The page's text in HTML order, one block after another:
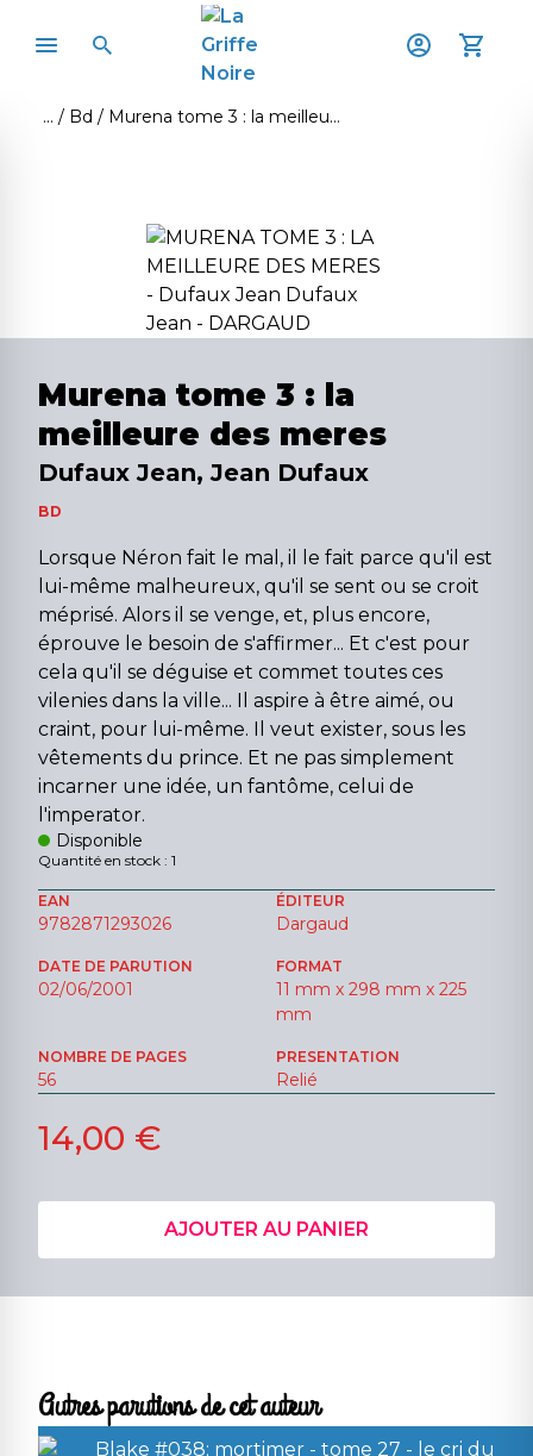
Bd Murena tome 3 : la meilleure des meres
Murena tome 3 : la
meilleure des meres
Dufaux Jean, Jean Dufaux
BD
Lorsque Néron fait le mal, il le fait parce qu'il est
lui-même malheureux, qu'il se sent ou se croit
méprisé. Alors il se venge, et, plus encore,
éprouve le besoin de s'affirmer... Et c'est pour
cela qu'il se déguise et commet toutes ces
vilenies dans la ville... Il aspire à être aimé, ou
craint, pour lui-même. Il veut exister, sous les
vêtements du prince. Et ne pas simplement
incarner une idée, un fantôme, celui de
l'imperator.
Disponible
Quantité en stock : 1
EAN
9782871293026
ÉDITEUR
Dargaud
DATE DE PARUTION
02/06/2001
FORMAT
11 mm x 298 mm x 225
mm
NOMBRE DE PAGES
56
PRESENTATION
Relié
14,00 €
AJOUTER AU PANIER
Autres parutions de cet auteur